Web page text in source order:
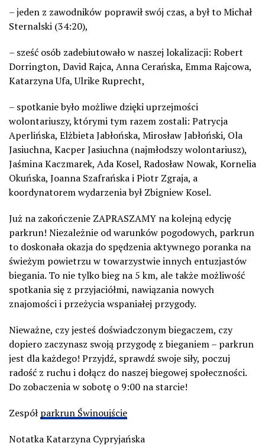
– jeden z zawodników poprawił swój czas, a był to Michał
Sternalski (34:20),
– sześć osób zadebiutowało w naszej lokalizacji: Robert
Dorrington, David Rajca, Anna Cerańska, Emma Rajcowa,
Katarzyna Ufa, Ulrike Ruprecht,
– spotkanie było możliwe dzięki uprzejmości
wolontariuszy, którymi tym razem zostali: Patrycja
Aperlińska, Elżbieta Jabłońska, Mirosław Jabłoński, Ola
Jasiuchna, Kacper Jasiuchna (najmłodszy wolontariusz),
Jaśmina Kaczmarek, Ada Kosel, Radosław Nowak, Kornelia
Okuńska, Joanna Szafrańska i Piotr Zgraja, a
koordynatorem wydarzenia był Zbigniew Kosel.
Już na zakończenie ZAPRASZAMY na kolejną edycję
parkrun! Niezależnie od warunków pogodowych, parkrun
to doskonała okazja do spędzenia aktywnego poranka na
świeżym powietrzu w towarzystwie innych entuzjastów
biegania. To nie tylko bieg na 5 km, ale także możliwość
spotkania się z przyjaciółmi, nawiązania nowych
znajomości i przeżycia wspaniałej przygody.
Nieważne, czy jesteś doświadczonym biegaczem, czy
dopiero zaczynasz swoją przygodę z bieganiem – parkrun
jest dla każdego! Przyjdź, sprawdź swoje siły, poczuj
radość z ruchu i dołącz do naszej biegowej społeczności.
Do zobaczenia w sobotę o 9:00 na starcie!
Zespół parkrun Świnoujście
Notatka Katarzyna Cypryjańska